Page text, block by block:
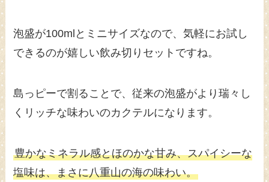
泡盛が100mlとミニサイズなので、気軽にお試し
できるのが嬉しい飲み切りセットですね。
島っピーで割ることで、従来の泡盛がより瑞々し
くリッチな味わいのカクテルになります。
豊かなミネラル感とほのかな甘み、スパイシーな
塩味は、まさに八重山の海の味わい。